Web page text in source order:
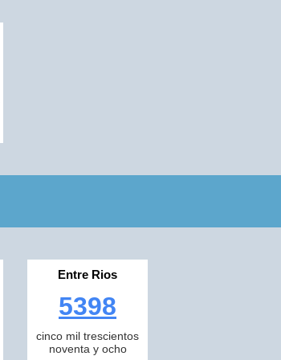
Entre Rios
5398
cinco mil trescientos
noventa y ocho